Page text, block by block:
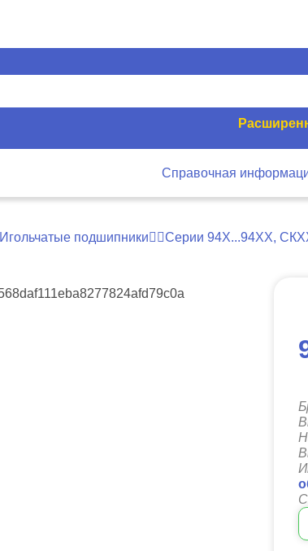
Справочная
Игольчатые подшипники Серии 94Х...94ХХ,